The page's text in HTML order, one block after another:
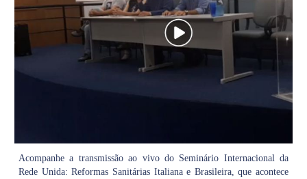
Acompanhe a transmissão ao vivo do Seminário Internacional da
Rede Unida: Reformas Sanitárias Italiana e Brasileira, que acontece